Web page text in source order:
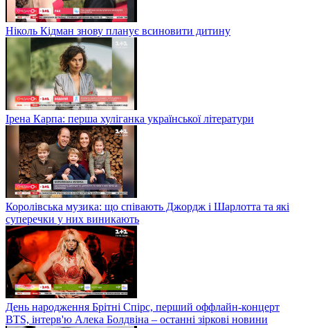
Ніколь Кідман знову планує всиновити дитину
Ірена Карпа: перша хуліганка української літератури
Королівська музика: що співають Джордж і Шарлотта та які
суперечки у них виникають
День народження Брітні Спірс, перший оффлайн-концерт
BTS, інтерв'ю Алека Болдвіна – останні зіркові новини